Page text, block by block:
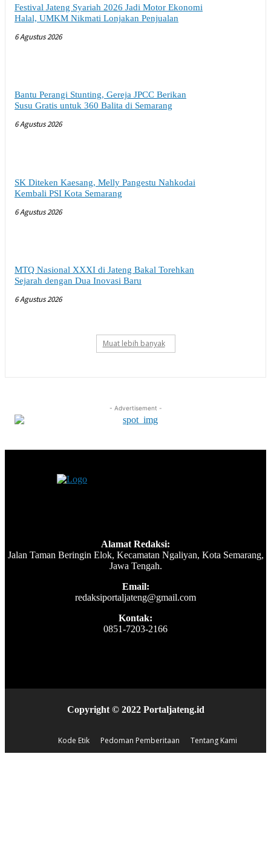
Festival Jateng Syariah 2026 Jadi Motor Ekonomi
Halal, UMKM Nikmati Lonjakan Penjualan
6 Agustus 2026
Bantu Perangi Stunting, Gereja JPCC Berikan
Susu Gratis untuk 360 Balita di Semarang
6 Agustus 2026
SK Diteken Kaesang, Melly Pangestu Nahkodai
Kembali PSI Kota Semarang
6 Agustus 2026
MTQ Nasional XXXI di Jateng Bakal Torehkan
Sejarah dengan Dua Inovasi Baru
6 Agustus 2026
Muat lebih banyak
- Advertisement -
Alamat Redaksi:
Jalan Taman Beringin Elok, Kecamatan Ngaliyan, Kota Semarang,
Jawa Tengah.
Email:
redaksiportaljateng@gmail.com
Kontak:
0851-7203-2166
Copyright © 2022 Portaljateng.id
Kode Etik Pedoman Pemberitaan Tentang Kami